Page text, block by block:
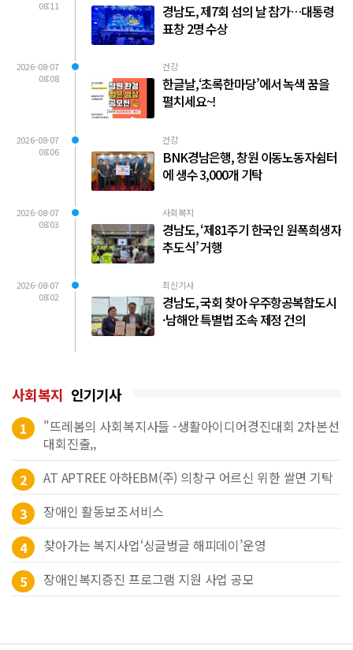
08:11
경남도, 제7회 섬의 날 참가…대통령
표창 2명 수상
2026-08-07
08:08
건강
한글날,‘초록한마당’에서 녹색 꿈을
펼치세요~!
2026-08-07
08:06
건강
BNK경남은행, 창원 이동노동자쉼터
에 생수 3,000개 기탁
2026-08-07
08:03
사회복지
경남도, ‘제81주기 한국인 원폭희생자
추도식’ 거행
2026-08-07
08:02
최신기사
경남도, 국회 찾아 우주항공복합도시
·남해안 특별법 조속 제정 건의
사회복지 인기기사
1
"뜨레봄의 사회복지사들 -생활아이디어경진대회 2차본선
대회진출,,
2
AT APTREE 아하EBM(주) 의창구 어르신 위한 쌀면 기탁
3
장애인 활동보조서비스
4
찾아가는 복지사업‘싱글벙글 해피데이’운영
5
장애인복지증진 프로그램 지원 사업 공모